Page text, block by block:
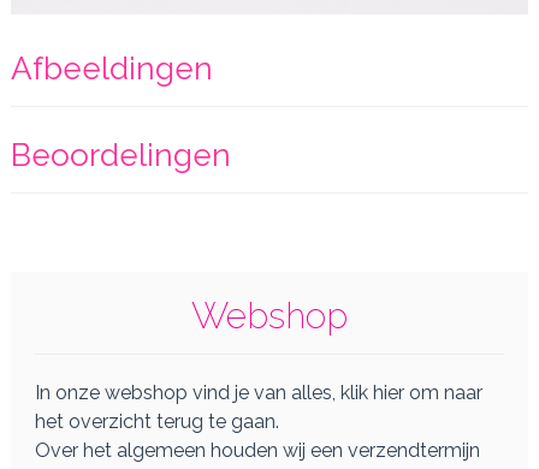
Afbeeldingen
Beoordelingen
Webshop
In onze webshop vind je van alles, klik hier om naar
het overzicht terug te gaan.
Over het algemeen houden wij een verzendtermijn